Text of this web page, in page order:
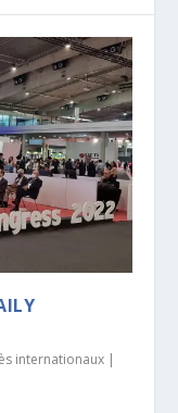
internationaux